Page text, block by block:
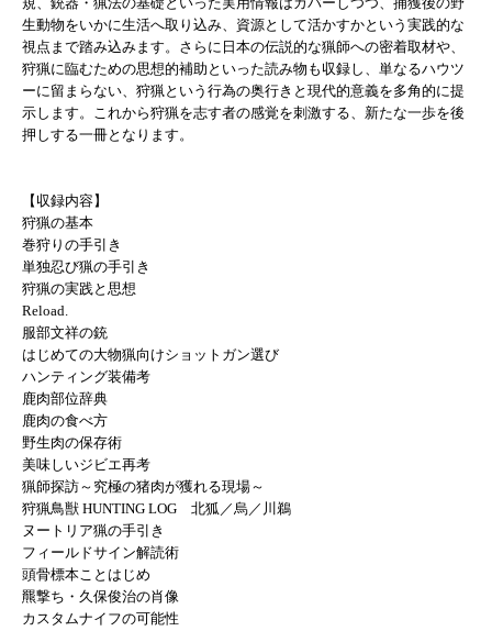
生動物をいかに生活へ取り込み、資源として活かすかという実践的な
視点まで踏み込みます。さらに日本の伝説的な猟師への密着取材や、
狩猟に臨むための思想的補助といった読み物も収録し、単なるハウツ
ーに留まらない、狩猟という行為の奥行きと現代的意義を多角的に提
示します。これから狩猟を志す者の感覚を刺激する、新たな一歩を後
押しする一冊となります。
【収録内容】
狩猟の基本
巻狩りの手引き
単独忍び猟の手引き
狩猟の実践と思想
Reload.
服部文祥の銃
はじめての大物猟向けショットガン選び
ハンティング装備考
鹿肉部位辞典
鹿肉の食べ方
野生肉の保存術
美味しいジビエ再考
猟師探訪～究極の猪肉が獲れる現場～
狩猟鳥獣 HUNTING LOG 北狐／烏／川鵜
ヌートリア猟の手引き
フィールドサイン解読術
頭骨標本ことはじめ
羆撃ち・久保俊治の肖像
カスタムナイフの可能性